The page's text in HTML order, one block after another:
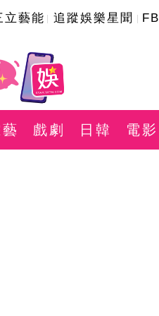
立藝能 追蹤娛樂星聞 FB
戲劇 日韓 電影